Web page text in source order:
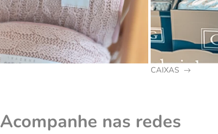
CAIXAS
Acompanhe nas redes